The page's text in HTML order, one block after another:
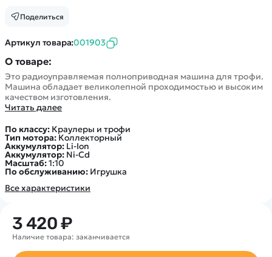
Поделиться
Артикул товара:001903
О товаре:
Это радиоуправляемая полноприводная машина для трофи.
Машина обладает великолепной проходимостью и высоким
качеством изготовления.
Читать далее
По классу: Краулеры и трофи
Тип мотора:Коллекторный
Аккумулятор: Li-Ion
Аккумулятор: Ni-Cd
Масштаб:1:10
По обслуживанию: Игрушка
Все характеристики
3 420 ₽
Наличие товара: заканчивается
Квадрокоптеры
Машинки
Танки
Вертолеты
Катера
Роботы
Самолеты
Спецтехника
Железные дороги
Конструкторы
Информация
Оптовые продажи
Статьи про беспилотники
Обзор квадрокоптеров
Аренда Квадрокоптеров
Покупка в кредит
Покупателю
Контакты
Оплата и доставка
Помощь
Отследить заказ